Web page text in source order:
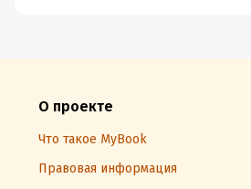
О проекте
Что такое MyBook
Правовая информация